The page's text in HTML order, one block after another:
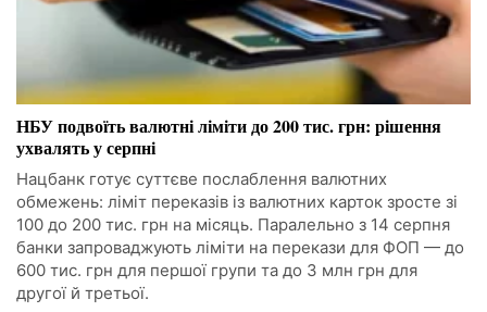
НБУ подвоїть валютні ліміти до 200 тис. грн: рішення
ухвалять у серпні
Нацбанк готує суттєве послаблення валютних
обмежень: ліміт переказів із валютних карток зросте зі
100 до 200 тис. грн на місяць. Паралельно з 14 серпня
банки запроваджують ліміти на перекази для ФОП — до
600 тис. грн для першої групи та до 3 млн грн для
другої й третьої.